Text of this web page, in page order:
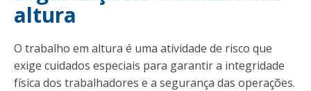
altura
O trabalho em altura é uma atividade de risco que
exige cuidados especiais para garantir a integridade
física dos trabalhadores e a segurança das operações.